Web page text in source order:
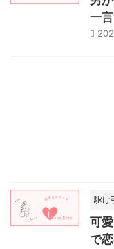
一
駆け
可
で